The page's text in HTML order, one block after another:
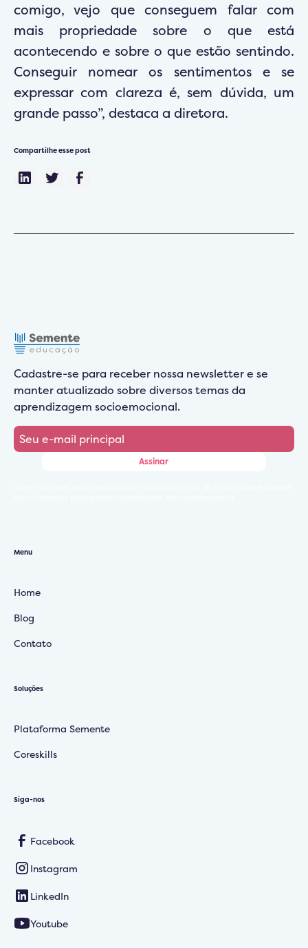
comigo, vejo que conseguem falar com
mais propriedade sobre o que está
acontecendo e sobre o que estão sentindo.
Conseguir nomear os sentimentos e se
expressar com clareza é, sem dúvida, um
grande passo”, destaca a diretora.
Compartilhe esse post
Cadastre-se para receber nossa newsletter e se
manter atualizado sobre diversos temas da
aprendizagem socioemocional.
Menu
Home
Blog
Contato
Soluções
Plataforma Semente
Coreskills
Siga-nos
Facebook
Instagram
LinkedIn
Youtube